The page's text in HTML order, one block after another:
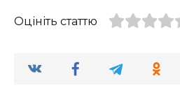
Оцініть статтю